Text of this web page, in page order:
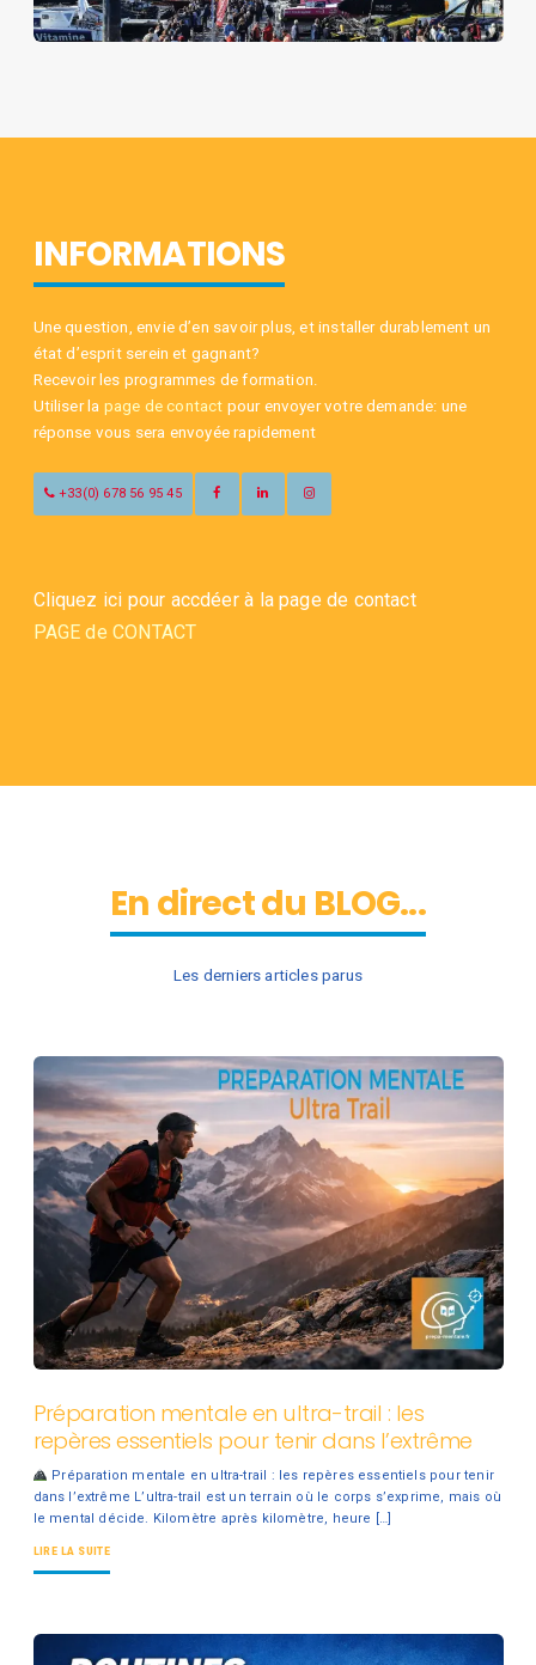
INFORMATIONS
Une question, envie d’en savoir plus, et installer durablement un
état d’esprit serein et gagnant?
Recevoir les programmes de formation.
Utiliser la page de contact pour envoyer votre demande: une
réponse vous sera envoyée rapidement
+33(0) 678 56 95 45
Cliquez ici pour accdéer à la page de contact
PAGE de CONTACT
En direct du BLOG...
Les derniers articles parus
Préparation mentale en ultra-trail : les
repères essentiels pour tenir dans l’extrême
Préparation mentale en ultra-trail : les repères essentiels pour tenir
dans l’extrême L’ultra-trail est un terrain où le corps s’exprime, mais où
le mental décide. Kilomètre après kilomètre, heure […]
LIRE LA SUITE